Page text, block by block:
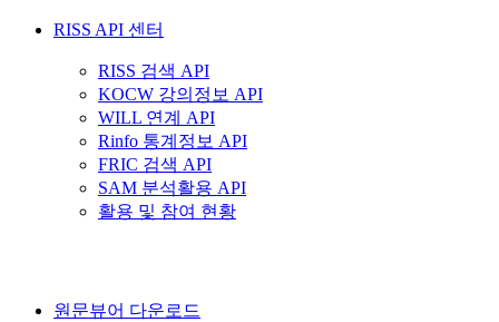
RISS API 센터
RISS 검색 API
KOCW 강의정보 API
WILL 연계 API
Rinfo 통계정보 API
FRIC 검색 API
SAM 분석활용 API
활용 및 참여 현황
원문뷰어 다운로드